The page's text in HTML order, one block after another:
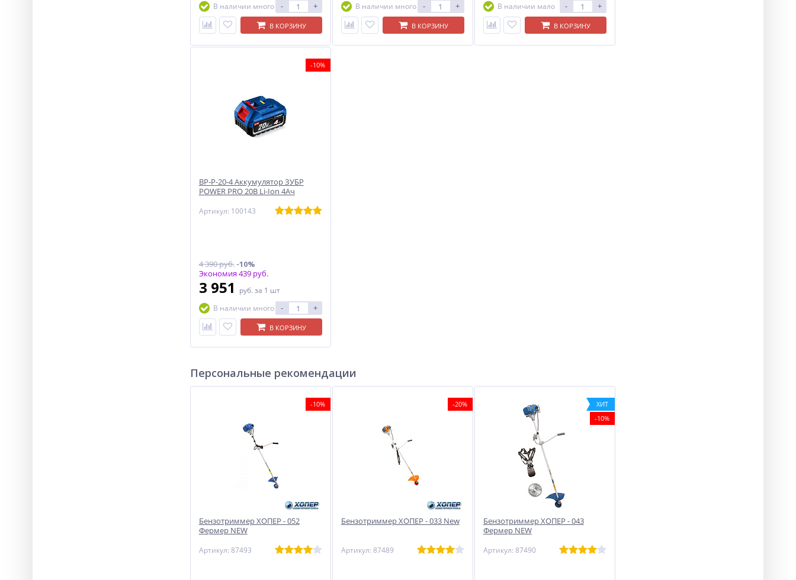
В наличии много
- +
В КОРЗИНУ
В наличии много
- +
В КОРЗИНУ
В наличии мало
- +
В КОРЗИНУ
-10%
BP-P-20-4 Аккумулятор ЗУБР
POWER PRO 20В Li-Ion 4Ач
Артикул: 100143
4 390 руб.-10%
Экономия 439 руб.
3 951 руб. за 1 шт
В наличии много
- +
В КОРЗИНУ
Персональные рекомендации
-10%
Бензотриммер ХОПЕР - 052
Фермер NEW
Артикул: 87493
-20%
Бензотриммер ХОПЕР - 033 New
Артикул: 87489
ХИТ
-10%
Бензотриммер ХОПЕР - 043
Фермер NEW
Артикул: 87490